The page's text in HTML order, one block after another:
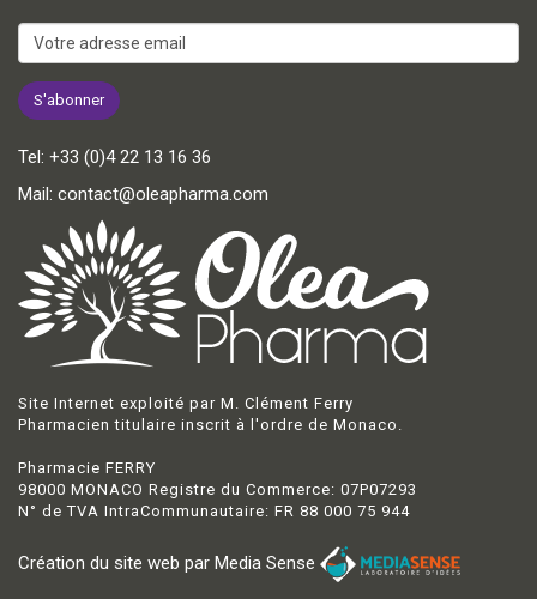
Tel: +33 (0)4 22 13 16 36
Mail: contact@oleapharma.com
Site Internet exploité par M. Clément Ferry
Pharmacien titulaire inscrit à l'ordre de Monaco.
Pharmacie FERRY
98000 MONACO Registre du Commerce: 07P07293
N° de TVA IntraCommunautaire: FR 88 000 75 944
Création du site web par Media Sense